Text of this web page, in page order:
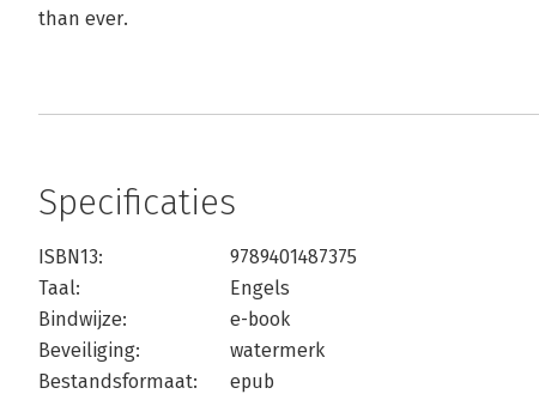
than ever.
Specificaties
ISBN13:
9789401487375
Taal:
Engels
Bindwijze:
e-book
Beveiliging:
watermerk
Bestandsformaat:
epub